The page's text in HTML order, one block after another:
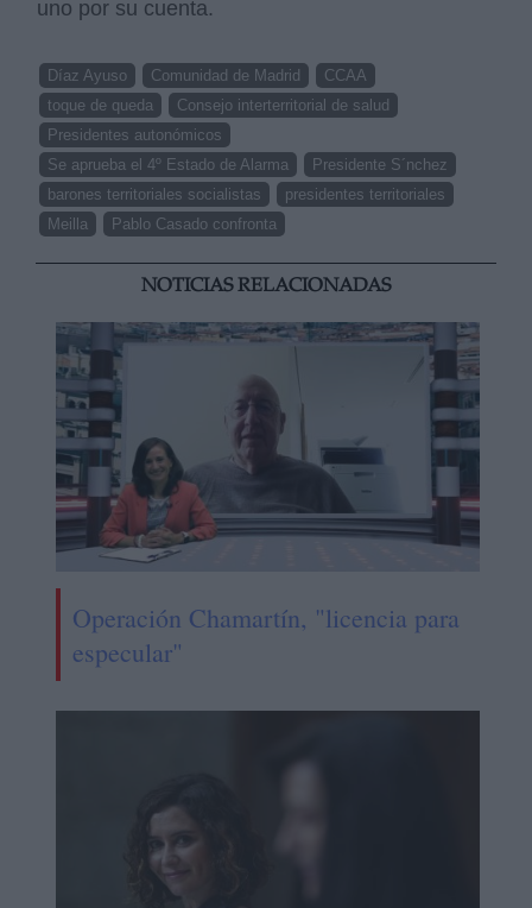
uno por su cuenta.
Díaz Ayuso Comunidad de Madrid
CCAA
toque de queda
Consejo interterritorial de salud
Presidentes autonómicos
Se aprueba el 4º Estado de Alarma
Presidente S´nchez
barones territoriales socialistas
presidentes territoriales
Meilla
Pablo Casado confronta
NOTICIAS RELACIONADAS
Operación Chamartín, "licencia para
especular"